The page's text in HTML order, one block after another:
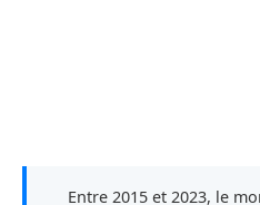
Entre 2015 et 2023, le